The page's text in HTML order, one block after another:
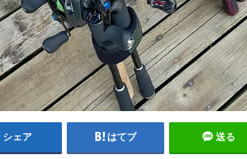
シェア はてブ 送る